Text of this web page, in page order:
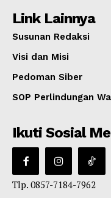
Link Lainnya
Susunan Redaksi
Visi dan Misi
Pedoman Siber
SOP Perlindungan
Ikuti Sosial
Tlp. 0857-7184-7962